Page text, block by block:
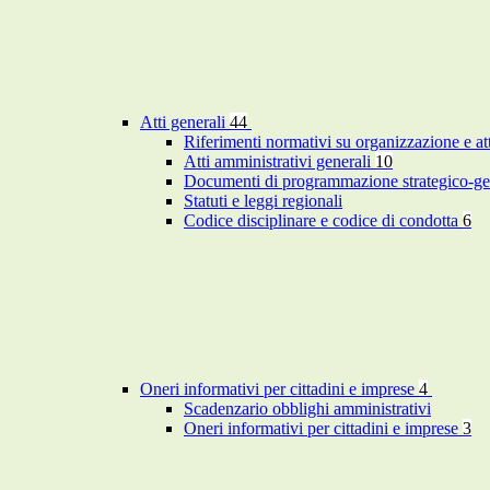
Atti generali 44
Riferimenti normativi su organizzazione e
Atti amministrativi generali 10
Documenti di programmazione strategico-
Statuti e leggi regionali
Codice disciplinare e codice di condotta 6
Oneri informativi per cittadini e imprese 4
Scadenzario obblighi amministrativi
Oneri informativi per cittadini e imprese 3